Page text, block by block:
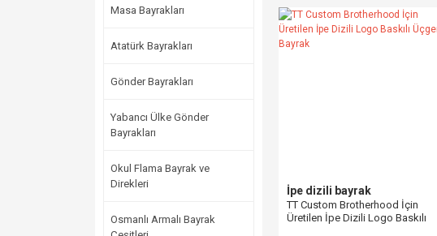
Masa Bayrakları
Atatürk Bayrakları
Gönder Bayrakları
Yabancı Ülke Gönder
Bayrakları
Okul Flama Bayrak ve
Direkleri
Osmanlı Armalı Bayrak
İpe dizili bayrak
TT Custom Brotherhood İçin
Üretilen İpe Dizili Logo Baskılı